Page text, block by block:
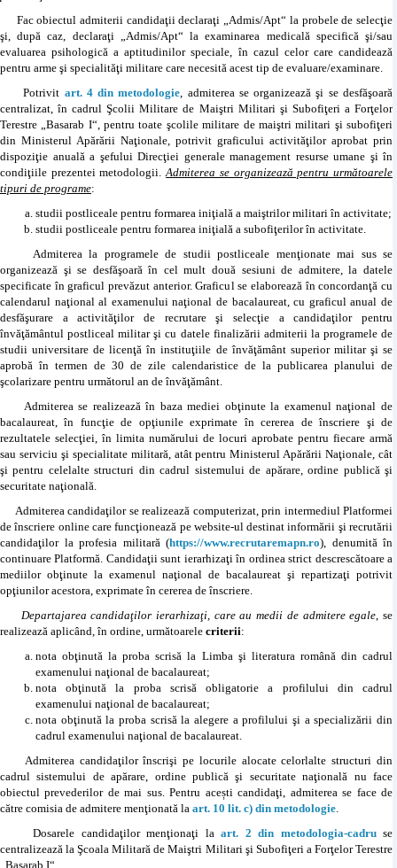
Fac obiectul admiterii candidaţii declaraţi „Admis/Apt“ la probele de selecţie
şi, după caz, declaraţi „Admis/Apt“ la examinarea medicală specifică şi/sau
evaluarea psihologică a aptitudinilor speciale, în cazul celor care candidează
pentru arme şi specialităţi militare care necesită acest tip de evaluare/examinare.
Potrivit art. 4 din metodologie, admiterea se organizează şi se desfăşoară
centralizat, în cadrul Şcolii Militare de Maiştri Militari şi Subofiţeri a Forţelor
Terestre „Basarab I“, pentru toate şcolile militare de maiştri militari şi subofiţeri
din Ministerul Apărării Naţionale, potrivit graficului activităţilor aprobat prin
dispoziţie anuală a şefului Direcţiei generale management resurse umane şi în
condiţiile prezentei metodologii.Admiterea se organizează pentru următoarele
tipuri de programe:
studii postliceale pentru formarea iniţială a maiştrilor militari în activitate;
studii postliceale pentru formarea iniţială a subofiţerilor în activitate.
Admiterea la programele de studii postliceale menţionate mai sus se
organizează şi se desfăşoară în cel mult două sesiuni de admitere, la datele
specificate în graficul prevăzut anterior. Graficul se elaborează în concordanţă cu
calendarul naţional al examenului naţional de bacalaureat, cu graficul anual de
desfăşurare a activităţilor de recrutare şi selecţie a candidaţilor pentru
învăţământul postliceal militar şi cu datele finalizării admiterii la programele de
studii universitare de licenţă în instituţiile de învăţământ superior militar şi se
aprobă în termen de 30 de zile calendaristice de la publicarea planului de
şcolarizare pentru următorul an de învăţământ.
Admiterea se realizează în baza mediei obţinute la examenul naţional de
bacalaureat, în funcţie de opţiunile exprimate în cererea de înscriere şi de
rezultatele selecţiei, în limita numărului de locuri aprobate pentru fiecare armă
sau serviciu şi specialitate militară, atât pentru Ministerul Apărării Naţionale, cât
şi pentru celelalte structuri din cadrul sistemului de apărare, ordine publică şi
securitate naţională.
Admiterea candidaţilor se realizează computerizat, prin intermediul Platformei
de înscriere online care funcţionează pe website-ul destinat informării şi recrutării
candidaţilor la profesia militară (https://www.recrutaremapn.ro), denumită în
continuare Platformă. Candidaţii sunt ierarhizaţi în ordinea strict descrescătoare a
mediilor obţinute la examenul naţional de bacalaureat şi repartizaţi potrivit
opţiunilor acestora, exprimate în cererea de înscriere.
Departajarea candidaţilor ierarhizaţi, care au medii de admitere egale, se
realizează aplicând, în ordine, următoarele criterii:
nota obţinută la proba scrisă la Limba şi literatura română din cadrul
examenului naţional de bacalaureat;
nota obţinută la proba scrisă obligatorie a profilului din cadrul
examenului naţional de bacalaureat;
nota obţinută la proba scrisă la alegere a profilului şi a specializării din
cadrul examenului naţional de bacalaureat.
Admiterea candidaţilor înscrişi pe locurile alocate celorlalte structuri din
cadrul sistemului de apărare, ordine publică şi securitate naţională nu face
obiectul prevederilor de mai sus. Pentru acești candidaţi, admiterea se face de
către comisia de admitere menţionată la art. 10 lit. c) din metodologie.
Dosarele candidaţilor menţionaţi laart. 2 din metodologia-cadruse
centralizează la Şcoala Militară de Maiştri Militari şi Subofiţeri a Forţelor Terestre
„Basarab I“.